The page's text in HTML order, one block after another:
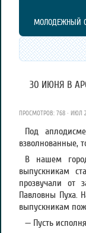
МОЛОДЕЖНЫЙ
30 ИЮНЯ В
ПРОСМОТРОВ: 768 · ИЮЛ
Под
взволнованные,
В нашем
выпускникам
прозвучали от
Павловны Пуха.
выпускникам
— Пусть